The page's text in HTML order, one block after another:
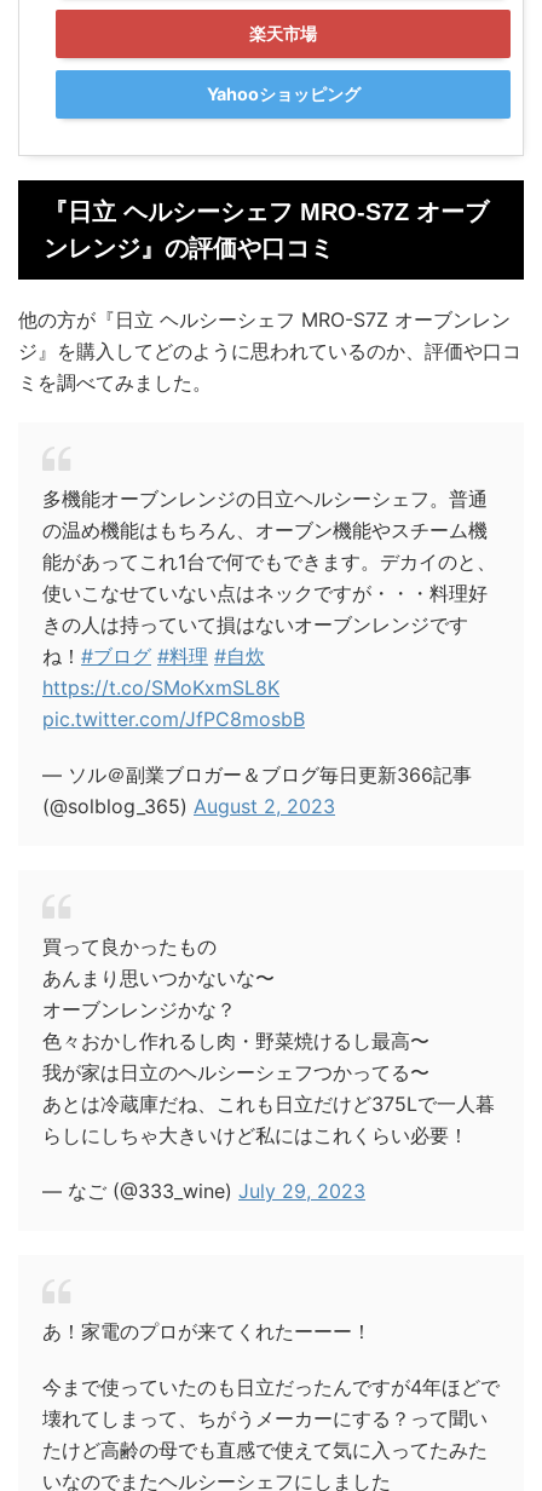
楽天市場
Yahooショッピング
『日立 ヘルシーシェフ MRO-S7Z オーブ
ンレンジ』の評価や口コミ
他の方が『日立 ヘルシーシェフ MRO-S7Z オーブンレン
ジ』を購入してどのように思われているのか、評価や口コ
ミを調べてみました。
多機能オーブンレンジの日立ヘルシーシェフ。普通
の温め機能はもちろん、オーブン機能やスチーム機
能があってこれ1台で何でもできます。デカイのと、
使いこなせていない点はネックですが・・・料理好
きの人は持っていて損はないオーブンレンジです
ね！ #ブログ #料理 #自炊
https://t.co/SMoKxmSL8K
pic.twitter.com/JfPC8mosbB
— ソル＠副業ブロガー＆ブログ毎日更新366記事
(@solblog_365) August 2, 2023
買って良かったもの
あんまり思いつかないな〜
オーブンレンジかな？
色々おかし作れるし肉・野菜焼けるし最高〜
我が家は日立のヘルシーシェフつかってる〜
あとは冷蔵庫だね、これも日立だけど375Lで一人暮
らしにしちゃ大きいけど私にはこれくらい必要！
— なご (@333_wine) July 29, 2023
あ！家電のプロが来てくれたーーー！
今まで使っていたのも日立だったんですが4年ほどで
壊れてしまって、ちがうメーカーにする？って聞い
たけど高齢の母でも直感で使えて気に入ってたみた
いなのでまたヘルシーシェフにしました